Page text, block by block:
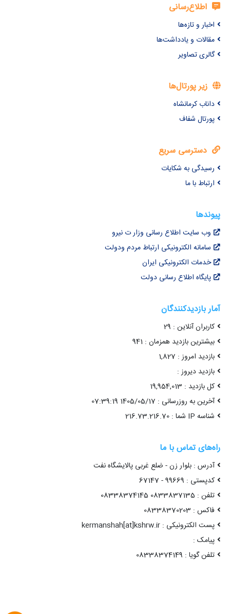
اطلاع‌رسانی
اخبار و تازه‌ها
مقالات و یادداشت‌ها
گالری تصاویر
زیر پورتال‌ها
داناب کرمانشاه
پورتال شفاف
دسترسی سریع
رسیدگی به شکایات
ارتباط با ما
پیوندها
وب سایت اطلاع رسانی وزار ت نیرو
سامانه الکترونیکی ارتباط مردم ودولت
خدمات الکترونیکی ایران
پایگاه اطلاع رسانی دولت
آمار بازدیدکنندگان
کاربران آنلاین : 29
بیشترین بازدید همزمان : 941
بازدید امروز : 1,827
بازدید دیروز :
کل بازدید : 19,954,013
آخرین به روزرسانی : 1405/05/17 07:39:19
شناسه IP شما : 216.73.216.70
راه‌های تماس با ما
آدرس : بلوار زن - ضلع غربی پالایشگاه نفت
کدپستی : 99669 - 67147
تلفن : 0833837135 08338374145
فاکس : 08338370203
پست الکترونیکی : kermanshah[at]kshrw.ir
پیامک :
تلفن گویا : 08338374149